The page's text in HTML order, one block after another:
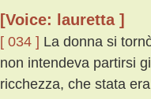
[Voice: lauretta ]
[ 034 ] La donna si
non intendeva partirsi
ricchezza, che stata